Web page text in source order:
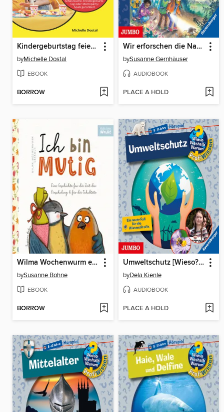
Kindergeburtstag feiern für Dummies
byMichelle Dostal
EBOOK
BORROW
Wir erforschen die Nacht [Wieso? Weshalb? Warum? Folge 48]
bySusanne Gernhäuser
AUDIOBOOK
PLACE A HOLD
Wilma Wochenwurm erzählt
bySusanne Bohne
EBOOK
BORROW
Umweltschutz [Wieso? Weshalb? Warum? PROFIWISSEN Folge 26]
byDela Kienle
AUDIOBOOK
PLACE A HOLD